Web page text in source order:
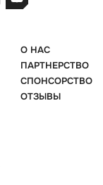
О НАС
ПАРТНЕРСТВО
СПОНСОРСТВО
ОТЗЫВЫ